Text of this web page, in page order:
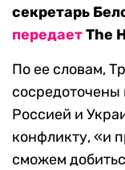
секретарь
передаетThe
По ее словам,
Россией и
конфликту, «и
сможем